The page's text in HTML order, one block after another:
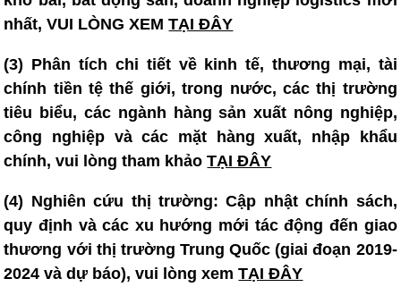
nhất, VUI LÒNG XEM TẠI ĐÂY
(3) Phân tích chi tiết về kinh tế, thương mại, tài
chính tiền tệ thế giới, trong nước, các thị trường
tiêu biểu, các ngành hàng sản xuất nông nghiệp,
công nghiệp và các mặt hàng xuất, nhập khẩu
chính, vui lòng tham khảoTẠI ĐÂY
(4) Nghiên cứu thị trường: Cập nhật chính sách,
quy định và các xu hướng mới tác động đến giao
thương với thị trường Trung Quốc (giai đoạn 2019-
2024 và dự báo), vui lòng xemTẠI ĐÂY